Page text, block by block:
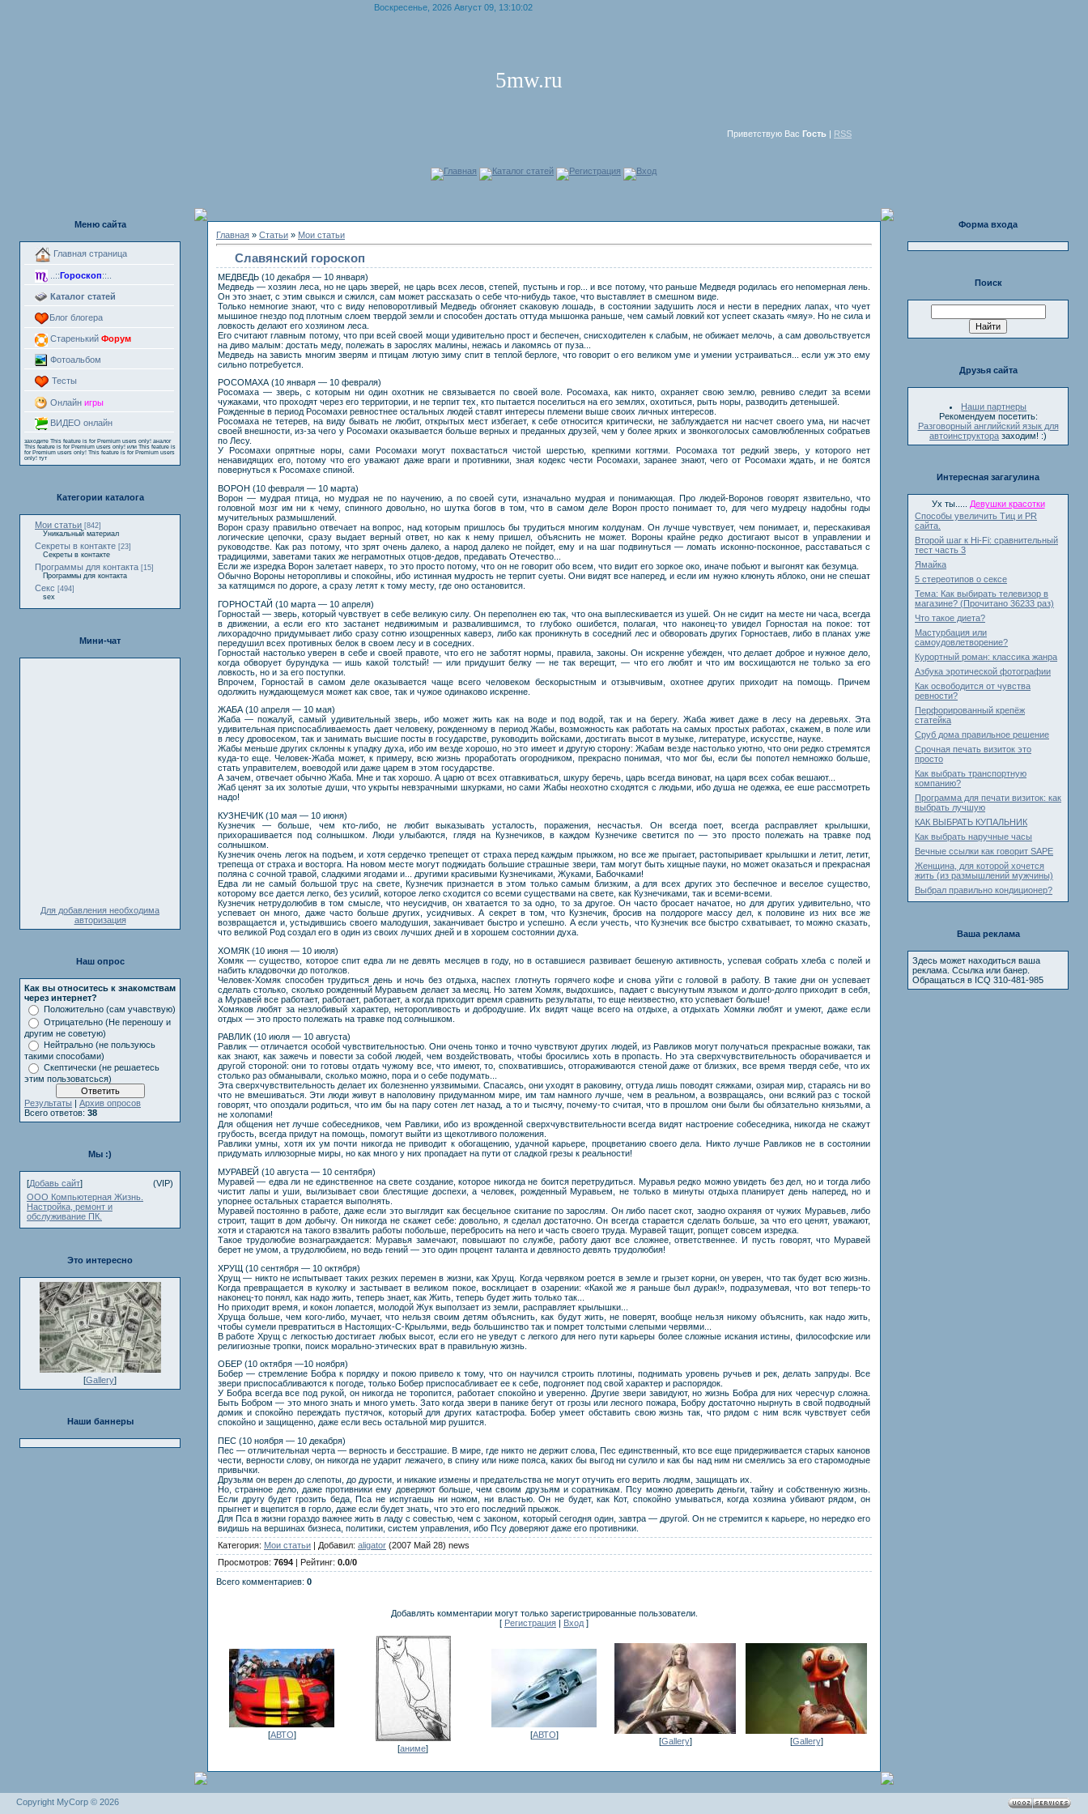
Воскресенье, 2026 Август 09, 13:10:02
5mw.ru
Приветствую Вас Гость | RSS
Главная Каталог статей Регистрация Вход
Меню сайта
Главная страница
..:: Гороскоп::..
Каталог статей
Блог блогера
Старенький Форум
Фотоальбом
Тесты
Онлайн игры
ВИДЕО онлайн
заходите This feature is for Premium users only! аналог
This feature is for Premium users only! или This feature is
for Premium users only! This feature is for Premium users
only! тут
Категории каталога
Мои статьи [842]
Уникальный материал
Секреты в контакте [23]
Секреты в контакте
Программы для контакта [15]
Программы для контакта
Секс [494]
sex
Мини-чат
Для добавления необходима
авторизация
Наш опрос
Как вы относитесь к знакомствам
через интернет?
Положительно (сам учавствую)
Отрицательно (Не переношу и
другим не советую)
Нейтрально (не пользуюсь
такими способами)
Скептически (не решаетесь
этим пользоватсься)
Результаты | Архив опросов
Всего ответов: 38
Мы :)
[Добавь сайт]
(VIP)
ООО Компьютерная Жизнь.
Настройка, ремонт и
обслуживание ПК.
Это интересно
[Gallery]
Наши баннеры
Главная » Статьи » Мои статьи
Славянский гороскоп
МЕДВЕДЬ (10 декабря — 10 января)
Медведь — хозяин леса, но не царь зверей, не царь всех лесов, степей, пустынь и гор... и все потому, что раньше Медведя родилась его непомерная лень.
Он это знает, с этим свыкся и сжился, сам может рассказать о себе что-нибудь такое, что выставляет в смешном виде.
Только немногие знают, что с виду неповоротливый Медведь обгоняет скаковую лошадь, в состоянии задушить лося и нести в передних лапах, что чует
мышиное гнездо под плотным слоем твердой земли и способен достать оттуда мышонка раньше, чем самый ловкий кот успеет сказать «мяу». Но не сила и
ловкость делают его хозяином леса.
Его считают главным потому, что при всей своей мощи удивительно прост и беспечен, снисходителен к слабым, не обижает мелочь, а сам довольствуется
на диво малым: достать меду, полежать в зарослях малины, нежась и лакомясь от пуза...
Медведь на зависть многим зверям и птицам лютую зиму спит в теплой берлоге, что говорит о его великом уме и умении устраиваться... если уж это ему
сильно потребуется.
РОСОМАХА (10 января — 10 февраля)
Росомаха — зверь, с которым ни один охотник не связывается по своей воле. Росомаха, как никто, охраняет свою землю, ревниво следит за всеми
чужаками, что проходят через его территории, и не терпит тех, кто пытается поселиться на его землях, охотиться, рыть норы, разводить детенышей.
Рожденные в период Росомахи ревностнее остальных людей ставят интересы племени выше своих личных интересов.
Росомаха не тетерев, на виду бывать не любит, открытых мест избегает, к себе относится критически, не заблуждается ни насчет своего ума, ни насчет
своей внешности, из-за чего у Росомахи оказывается больше верных и преданных друзей, чем у более ярких и звонкоголосых самовлюбленных собратьев
по Лесу.
У Росомахи опрятные норы, сами Росомахи могут похвастаться чистой шерстью, крепкими когтями. Росомаха тот редкий зверь, у которого нет
ненавидящих его, потому что его уважают даже враги и противники, зная кодекс чести Росомахи, заранее знают, чего от Росомахи ждать, и не боятся
повернуться к Росомахе спиной.
ВОРОН (10 февраля — 10 марта)
Ворон — мудрая птица, но мудрая не по научению, а по своей сути, изначально мудрая и понимающая. Про людей-Воронов говорят язвительно, что
головной мозг им ни к чему, спинного довольно, но шутка богов в том, что в самом деле Ворон просто понимает то, для чего мудрецу надобны годы
мучительных размышлений.
Ворон сразу правильно отвечает на вопрос, над которым пришлось бы трудиться многим колдунам. Он лучше чувствует, чем понимает, и, перескакивая
логические цепочки, сразу выдает верный ответ, но как к нему пришел, объяснить не может. Вороны крайне редко достигают высот в управлении и
руководстве. Как раз потому, что зрят очень далеко, а народ далеко не пойдет, ему и на шаг подвинуться — ломать исконно-посконное, расставаться с
традициями, заветами таких же неграмотных отцов-дедов, предавать Отечество...
Если же изредка Ворон залетает наверх, то это просто потому, что он не говорит обо всем, что видит его зоркое око, иначе побьют и выгонят как безумца.
Обычно Вороны неторопливы и спокойны, ибо истинная мудрость не терпит суеты. Они видят все наперед, и если им нужно клюнуть яблоко, они не спешат
за катящимся по дороге, а сразу летят к тому месту, где оно остановится.
ГОРНОСТАЙ (10 марта — 10 апреля)
Горностай — зверь, который чувствует в себе великую силу. Он переполнен ею так, что она выплескивается из ушей. Он не сидит на месте ни часа, всегда
в движении, а если его кто застанет недвижимым и развалившимся, то глубоко ошибется, полагая, что наконец-то увидел Горностая на покое: тот
лихорадочно придумывает либо сразу сотню изощренных каверз, либо как проникнуть в соседний лес и обворовать других Горностаев, либо в планах уже
передушил всех противных белок в своем лесу и в соседних.
Горностай настолько уверен в себе и своей правоте, что его не заботят нормы, правила, законы. Он искренне убежден, что делает доброе и нужное дело,
когда обворует бурундука — ишь какой толстый! — или придушит белку — не так верещит, — что его любят и что им восхищаются не только за его
ловкость, но и за его поступки.
Впрочем, Горностай в самом деле оказывается чаще всего человеком бескорыстным и отзывчивым, охотнее других приходит на помощь. Причем
одолжить нуждающемуся может как свое, так и чужое одинаково искренне.
ЖАБА (10 апреля — 10 мая)
Жаба — пожалуй, самый удивительный зверь, ибо может жить как на воде и под водой, так и на берегу. Жаба живет даже в лесу на деревьях. Эта
удивительная приспосабливаемость дает человеку, рожденному в период Жабы, возможность как работать на самых простых работах, скажем, в поле или
в лесу дровосеком, так и занимать высшие посты в государстве, руководить войсками, достигать высот в музыке, литературе, искусстве, науке.
Жабы меньше других склонны к упадку духа, ибо им везде хорошо, но это имеет и другую сторону: Жабам везде настолько уютно, что они редко стремятся
куда-то еще. Человек-Жаба может, к примеру, всю жизнь проработать огородником, прекрасно понимая, что мог бы, если бы попотел немножко больше,
стать управителем, воеводой или даже царем в этом государстве.
А зачем, отвечает обычно Жаба. Мне и так хорошо. А царю от всех отгавкиваться, шкуру беречь, царь всегда виноват, на царя всех собак вешают...
Жаб ценят за их золотые души, что укрыты невзрачными шкурками, но сами Жабы неохотно сходятся с людьми, ибо душа не одежка, ее еше рассмотреть
надо!
КУЗНЕЧИК (10 мая — 10 июня)
Кузнечик — больше, чем кто-либо, не любит выказывать усталость, поражения, несчастья. Он всегда поет, всегда расправляет крылышки,
прихорашивается под солнышком. Люди улыбаются, глядя на Кузнечиков, в каждом Кузнечике светится по — это просто полежать на травке под
солнышком.
Кузнечик очень легок на подъем, и хотя сердечко трепещет от страха перед каждым прыжком, но все же прыгает, растопыривает крылышки и летит, летит,
трепеща от страха и восторга. На новом месте могут поджидать большие страшные звери, там могут быть хищные пауки, но может оказаться и прекрасная
поляна с сочной травой, сладкими ягодами и... другими красивыми Кузнечиками, Жуками, Бабочками!
Едва ли не самый большой трус на свете, Кузнечик признается в этом только самым близким, а для всех других это беспечное и веселое существо,
которому все дается легко, без усилий, которое легко сходится со всеми существами на свете, как Кузнечиками, так и всеми-всеми.
Кузнечик нетрудолюбив в том смысле, что неусидчив, он хватается то за одно, то за другое. Он часто бросает начатое, но для других удивительно, что
успевает он много, даже часто больше других, усидчивых. А секрет в том, что Кузнечик, бросив на полдороге массу дел, к половине из них все же
возвращается и, устыдившись своего малодушия, заканчивает быстро и успешно. А если учесть, что Кузнечик все быстро схватывает, то можно сказать,
что великой Род создал его в один из своих лучших дней и в хорошем состоянии духа.
ХОМЯК (10 июня — 10 июля)
Хомяк — существо, которое спит едва ли не девять месяцев в году, но в оставшиеся развивает бешеную активность, успевая собрать хлеба с полей и
набить кладовочки до потолков.
Человек-Хомяк способен трудиться день и ночь без отдыха, наспех глотнуть горячего кофе и снова уйти с головой в работу. В такие дни он успевает
сделать столько, сколько рожденный Муравьем делает за месяц. Но затем Хомяк, выдохшись, падает с высунутым языком и долго-долго приходит в себя,
а Муравей все работает, работает, работает, а когда приходит время сравнить результаты, то еще неизвестно, кто успевает больше!
Хомяков любят за незлобивый характер, неторопливость и добродушие. Их видят чаще всего на отдыхе, а отдыхать Хомяки любят и умеют, даже если
отдых — это просто полежать на травке под солнышком.
РАВЛИК (10 июля — 10 августа)
Равлик — отличается особой чувствительностью. Они очень тонко и точно чувствуют других людей, из Равликов могут получаться прекрасные вожаки, так
как знают, как зажечь и повести за собой людей, чем воздействовать, чтобы бросились хоть в пропасть. Но эта сверхчувствительность оборачивается и
другой стороной: они то готовы отдать чужому все, что имеют, то, спохватившись, отгораживаются стеной даже от близких, все время твердя себе, что их
столько раз обманывали, сколько можно, пора и о себе подумать...
Эта сверхчувствительность делает их болезненно уязвимыми. Спасаясь, они уходят в раковину, оттуда лишь поводят сяжками, озирая мир, стараясь ни во
что не вмешиваться. Эти люди живут в наполовину придуманном мире, им там намного лучше, чем в реальном, а возвращаясь, они всякий раз с тоской
говорят, что опоздали родиться, что им бы на пару сотен лет назад, а то и тысячу, почему-то считая, что в прошлом они были бы обязательно князьями, а
не холопами!
Для общения нет лучше собеседников, чем Равлики, ибо из врожденной сверхчувствительности всегда видят настроение собеседника, никогда не скажут
грубость, всегда придут на помощь, помогут выйти из щекотливого положения.
Равлики умны, хотя их ум почти никогда не приводит к обогащению, удачной карьере, процветанию своего дела. Никто лучше Равликов не в состоянии
придумать иллюзорные миры, но как много у них пропадает на пути от сладкой грезы к реальности!
МУРАВЕЙ (10 августа — 10 сентября)
Муравей — едва ли не единственное на свете создание, которое никогда не боится перетрудиться. Муравья редко можно увидеть без дел, но и тогда либо
чистит лапы и уши, вылизывает свои блестящие доспехи, а человек, рожденный Муравьем, не только в минуты отдыха планирует день наперед, но и
упорнее остальных старается выполнять.
Муравей постоянно в работе, даже если это выглядит как бесцельное скитание по зарослям. Он либо пасет скот, заодно охраняя от чужих Муравьев, либо
строит, тащит в дом добычу. Он никогда не скажет себе: довольно, я сделал достаточно. Он всегда старается сделать больше, за что его ценят, уважают,
хотя и стараются на такого взвалить работы побольше, перебросить на него и часть своего труда. Муравей тащит, ропщет совсем изредка.
Такое трудолюбие вознаграждается: Муравья замечают, повышают по службе, работу дают все сложнее, ответственнее. И пусть говорят, что Муравей
берет не умом, а трудолюбием, но ведь гений — это один процент таланта и девяносто девять трудолюбия!
ХРУЩ (10 сентября — 10 октября)
Хрущ — никто не испытывает таких резких перемен в жизни, как Хрущ. Когда червяком роется в земле и грызет корни, он уверен, что так будет всю жизнь.
Когда превращается в куколку и застывает в великом покое, восклицает в озарении: «Какой же я раньше был дурак!», подразумевая, что вот теперь-то
наконец-то понял, как надо жить, теперь знает, как Жить, теперь будет жить только так...
Но приходит время, и кокон лопается, молодой Жук выползает из земли, расправляет крылышки...
Хруща больше, чем кого-либо, мучает, что нельзя своим детям объяснить, как будут жить, не поверят, вообще нельзя никому объяснить, как надо жить,
чтобы сумели превратиться в Настоящих-С-Крыльями, ведь большинство так и помрет толстыми слепыми червями...
В работе Хрущ с легкостью достигает любых высот, если его не уведут с легкого для него пути карьеры более сложные искания истины, философские или
религиозные тропки, поиск морально-этических врат в правильную жизнь.
ОБЕР (10 октября —10 ноября)
Бобер — стремление Бобра к порядку и покою привело к тому, что он научился строить плотины, поднимать уровень ручьев и рек, делать запруды. Все
звери приспосабливаются к погоде, только Бобер приспосабливает ее к себе, подгоняет под свой характер и распорядок.
У Бобра всегда все под рукой, он никогда не торопится, работает спокойно и уверенно. Другие звери завидуют, но жизнь Бобра для них чересчур сложна.
Быть Бобром — это много знать и много уметь. Зато когда звери в панике бегут от грозы или лесного пожара, Бобру достаточно нырнуть в свой подводный
домик и спокойно переждать пустячок, который для других катастрофа. Бобер умеет обставить свою жизнь так, что рядом с ним всяк чувствует себя
спокойно и защищенно, даже если весь остальной мир рушится.
ПЕС (10 ноября — 10 декабря)
Пес — отличительная черта — верность и бесстрашие. В мире, где никто не держит слова, Пес единственный, кто все еще придерживается старых канонов
чести, верности слову, он никогда не ударит лежачего, в спину или ниже пояса, каких бы выгод ни сулило и как бы над ним ни смеялись за его старомодные
привычки.
Друзьям он верен до слепоты, до дурости, и никакие измены и предательства не могут отучить его верить людям, защищать их.
Но, странное дело, даже противники ему доверяют больше, чем своим друзьям и соратникам. Псу можно доверить деньги, тайну и собственную жизнь.
Если другу будет грозить беда, Пса не испугаешь ни ножом, ни властью. Он не будет, как Кот, спокойно умываться, когда хозяина убивают рядом, он
прыгнет и вцепится в горло, даже если будет знать, что это его последний прыжок.
Для Пса в жизни гораздо важнее жить в ладу с совестью, чем с законом, который сегодня один, завтра — другой. Он не стремится к карьере, но нередко его
видишь на вершинах бизнеса, политики, систем управления, ибо Псу доверяют даже его противники.
Категория: Мои статьи | Добавил: aligator (2007 Май 28) news
Просмотров: 7694 | Рейтинг: 0.0/0
Всего комментариев: 0
Добавлять комментарии могут только зарегистрированные пользователи.
[ Регистрация | Вход ]
[АВТО]
[аниме]
[АВТО]
[Gallery] [Gallery]
Форма входа
Поиск
Друзья сайта
Наши партнеры
Рекомендуем посетить:
Разговорный английский язык для
автоинструктора заходим! :)
Интересная загагулина
Ух ты.....
Девушки красотки
Способы увеличить Тиц и PR
сайта.
Второй шаг к Hi-Fi: сравнительный
тест часть 3
Ямайка
5 стереотипов о сексе
Тема: Как выбирать телевизор в
магазине? (Прочитано 36233 раз)
Что такое диета?
Мастурбация или
самоудовлетворение?
Курортный роман: классика жанра
Азбука эротической фотографии
Как освободится от чувства
ревности?
Перфорированный крепёж
статейка
Сруб дома правильное решение
Срочная печать визиток это
просто
Как выбрать транспортную
компанию?
Программа для печати визиток: как
выбрать лучшую
КАК ВЫБРАТЬ КУПАЛЬНИК
Как выбрать наручные часы
Вечные ссылки как говорит SAPE
Женщина, для которой хочется
жить (из размышлений мужчины)
Выбрал правильно кондиционер?
Ваша реклама
Здесь может находиться ваша
реклама. Ссылка или банер.
Обращаться в ICQ 310-481-985
Copyright MyCorp © 2026